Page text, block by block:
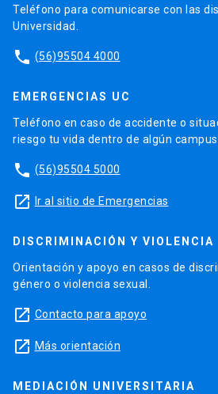
Teléfono para comunicarse con las
Universidad.
phone (56)95504 4000
EMERGENCIAS UC
Teléfono en caso de accidente o
riesgo tu vida dentro de algún
phone (56)95504 5000
launch Ir al sitio de Emergencias
DISCRIMINACIÓN Y VIOLENCIA
Orientación y apoyo en casos de
género o violencia sexual.
launch Contacto para apoyo
launch Más orientación
MEDIACIÓN UNIVERSITARIA